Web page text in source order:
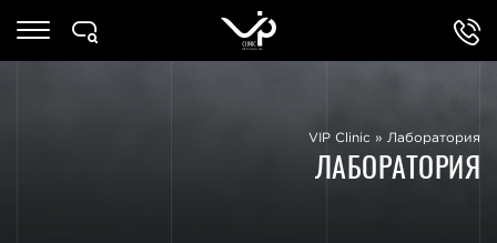
VIP Clinic » Лаборатория
ЛАБОРАТОРИЯ